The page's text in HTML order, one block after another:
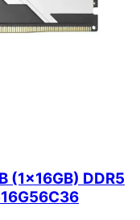
(1x16GB) DDR5